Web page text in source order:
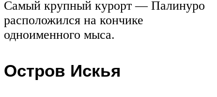
Самый крупный курорт — Палинуро
расположился на кончике
одноименного мыса.
Остров Искья